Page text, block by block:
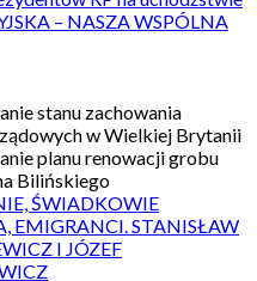
– NASZA WSPÓLNA
stanu zachowania
w Wielkiej Brytanii
planu renowacji grobu
Bilińskiego
ŚWIADKOWIE
EMIGRANCI. STANISŁAW
I JÓZEF